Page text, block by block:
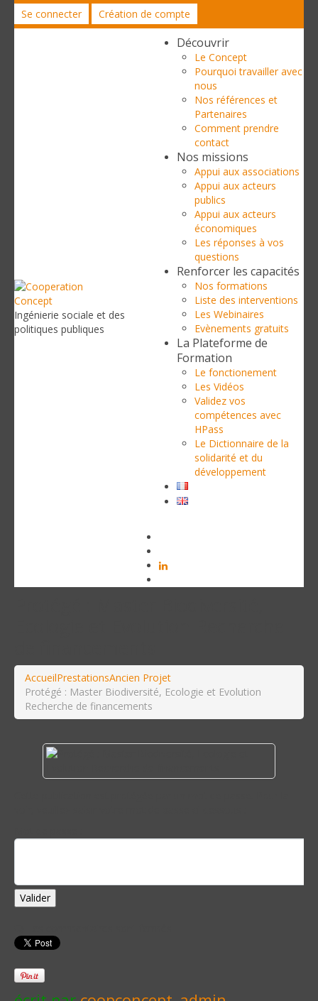
Se connecter Création de compte
Ingénierie sociale et des
politiques publiques
Découvrir
Le Concept
Pourquoi travailler avec
nous
Nos références et
Partenaires
Comment prendre
contact
Nos missions
Appui aux associations
Appui aux acteurs
publics
Appui aux acteurs
économiques
Les réponses à vos
questions
Renforcer les capacités
Nos formations
Liste des interventions
Les Webinaires
Evènements gratuits
La Plateforme de
Formation
Le fonctionement
Les Vidéos
Validez vos
compétences avec
HPass
Le Dictionnaire de la
solidarité et du
développement
AccueilPrestationsAncien Projet
Protégé : Master Biodiversité, Ecologie et Evolution
Recherche de financements